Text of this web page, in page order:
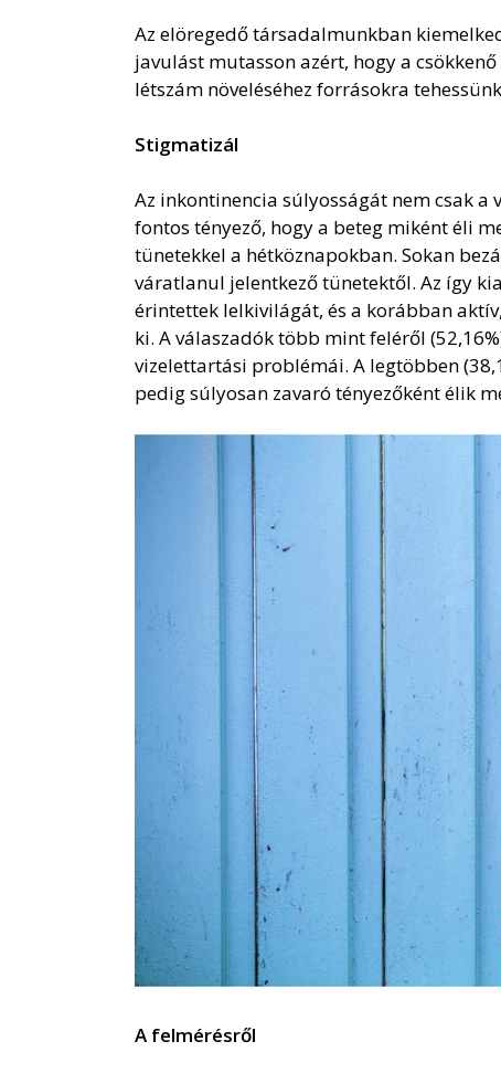
Az elöregedő társadalmunkban
javulást mutasson azért, hogy a
létszám növeléséhez forrásokra
Stigmatizál
Az inkontinencia súlyosságát nem csak a
fontos tényező, hogy a beteg miként éli
tünetekkel a hétköznapokban. Sokan
váratlanul jelentkező tünetektől. Az így
érintettek lelkivilágát, és a korábban
ki. A válaszadók több mint feléről
vizelettartási problémái. A legtöbben
pedig súlyosan zavaró tényezőként élik
A felmérésről